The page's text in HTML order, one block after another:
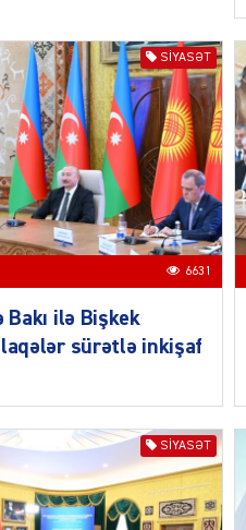
SIYASƏT
6631
Bakı ilə Bişkek
sürətlə inkişaf
SIYASƏT